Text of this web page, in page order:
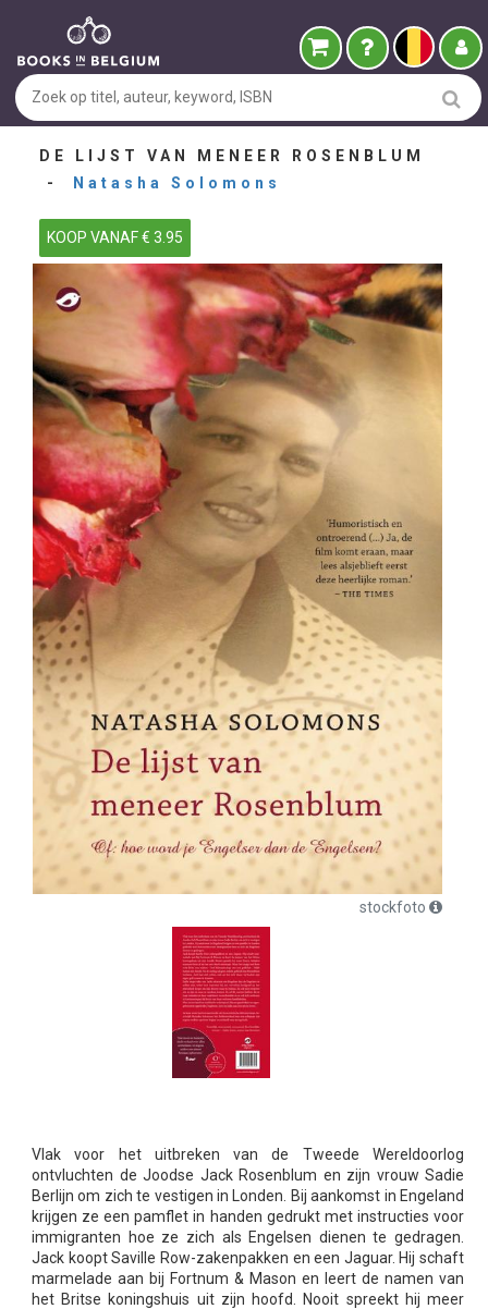
DE LIJST VAN MENEER ROSENBLUM
-
Natasha Solomons
KOOP VANAF € 3.95
stockfoto
Vlak voor het uitbreken van de Tweede Wereldoorlog
ontvluchten de Joodse Jack Rosenblum en zijn vrouw Sadie
Berlijn om zich te vestigen in Londen. Bij aankomst in Engeland
krijgen ze een pamflet in handen gedrukt met instructies voor
immigranten hoe ze zich als Engelsen dienen te gedragen.
Jack koopt Saville Row-zakenpakken en een Jaguar. Hij schaft
marmelade aan bij Fortnum & Mason en leert de namen van
het Britse koningshuis uit zijn hoofd. Nooit spreekt hij meer